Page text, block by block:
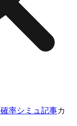
確率シミュ 記事カ